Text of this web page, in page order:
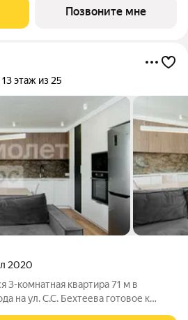
Здесь реализована
Позвоните мне
13 этаж из 25
2020
3-комнатная квартира 71 м в
С.С. Бехтеева готовое к